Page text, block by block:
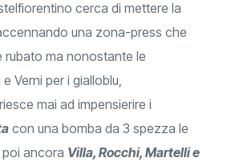
cerca di mettere la
una zona-press che
rubato ma nonostante le
Verni per i gialloblu,
mai ad impensierire i
con una bomba da 3 spezza le
poi ancora Villa, Rocchi, Martelli e